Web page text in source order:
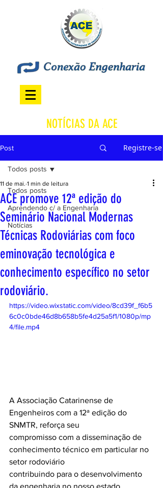
NOTÍCIAS DA ACE
Post Registre-se
Todos posts
Aprendendo c/ a Engenharia
Notícias
Todos posts
ACE promove 12ª edição do
Seminário Nacional Modernas
Técnicas Rodoviárias com foco
eminovação tecnológica e
conhecimento específico no setor
rodoviário.
11 de mai. 1 min de leitura
https://video.wixstatic.com/video/8cd39f_f6b5
6c0c0bde46d8b658b5fe4d25a5f1/1080p/mp
4/file.mp4
A Associação Catarinense de
Engenheiros com a 12ª edição do
SNMTR, reforça seu
compromisso com a disseminação de
conhecimento técnico em particular no
setor rodoviário
contribuindo para o desenvolvimento
da engenharia no nosso estado.